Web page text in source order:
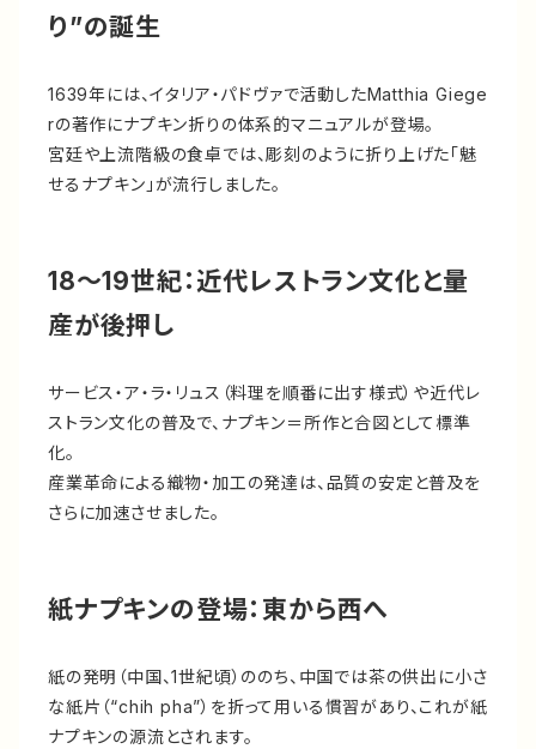
り”の誕生
1639年には、イタリア・パドヴァで活動したMatthia Giege
rの著作にナプキン折りの体系的マニュアルが登場。
宮廷や上流階級の食卓では、彫刻のように折り上げた「魅
せるナプキン」が流行しました。
18～19世紀：近代レストラン文化と量
産が後押し
サービス・ア・ラ・リュス（料理を順番に出す様式）や近代レ
ストラン文化の普及で、ナプキン＝所作と合図として標準
化。
産業革命による織物・加工の発達は、品質の安定と普及を
さらに加速させました。
紙ナプキンの登場：東から西へ
紙の発明（中国、1世紀頃）ののち、中国では茶の供出に小さ
な紙片（“chih pha”）を折って用いる慣習があり、これが紙
ナプキンの源流とされます。